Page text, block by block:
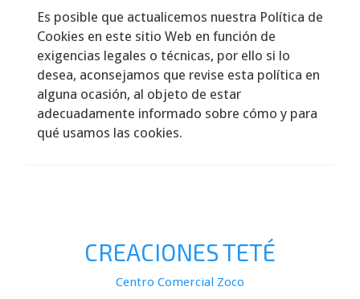
Es posible que actualicemos nuestra Política de
Cookies en este sitio Web en función de
exigencias legales o técnicas, por ello si lo
desea, aconsejamos que revise esta política en
alguna ocasión, al objeto de estar
adecuadamente informado sobre cómo y para
qué usamos las cookies.
CREACIONES TETÉ
Centro Comercial Zoco